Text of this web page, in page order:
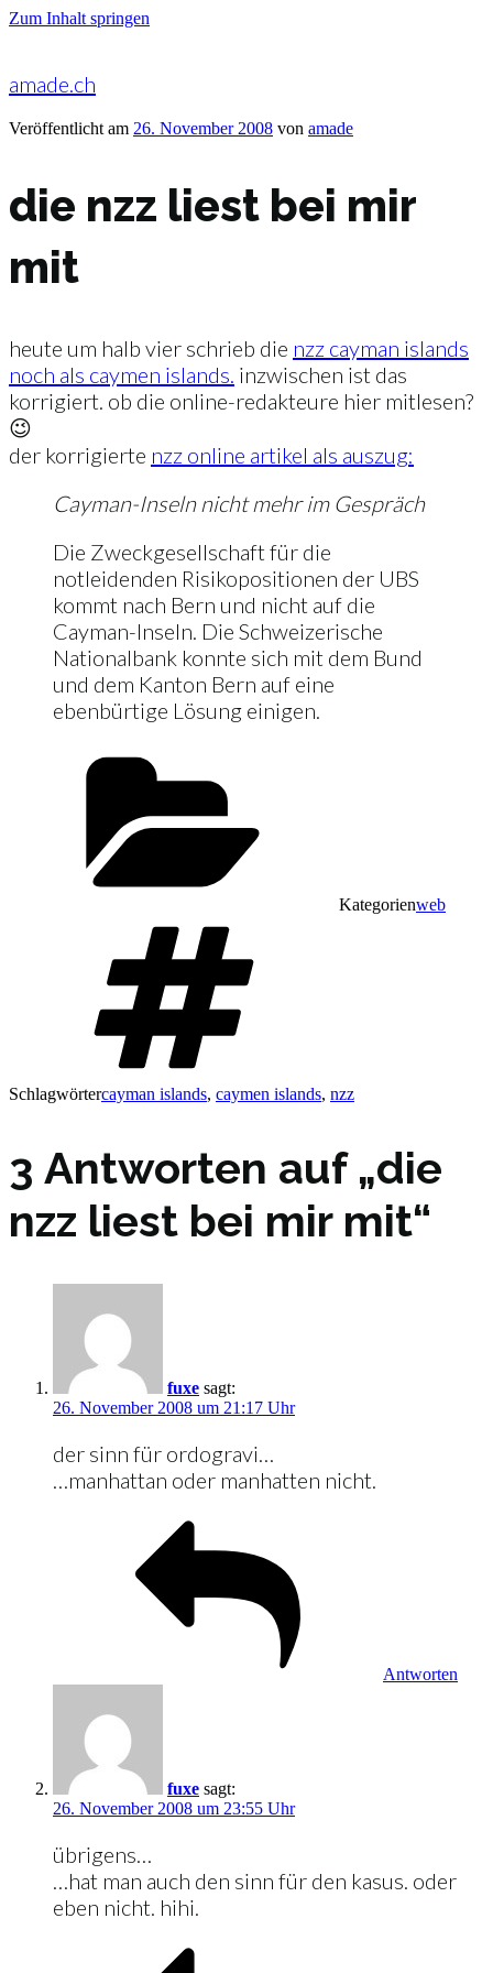
Zum Inhalt springen
amade.ch
Veröffentlicht am 26. November 2008 von amade
die nzz liest bei mir
mit
heute um halb vier schrieb die nzz cayman islands
noch als caymen islands. inzwischen ist das
korrigiert. ob die online-redakteure hier mitlesen?
😉
der korrigierte nzz online artikel als auszug:
Cayman-Inseln nicht mehr im Gespräch
Die Zweckgesellschaft für die
notleidenden Risikopositionen der UBS
kommt nach Bern und nicht auf die
Cayman-Inseln. Die Schweizerische
Nationalbank konnte sich mit dem Bund
und dem Kanton Bern auf eine
ebenbürtige Lösung einigen.
Kategorienweb
Schlagwörtercayman islands, caymen islands, nzz
3 Antworten auf „die
nzz liest bei mir mit“
fuxe sagt:
26. November 2008 um 21:17 Uhr
der sinn für ordogravi…
…manhattan oder manhatten nicht.
Antworten
fuxe sagt:
26. November 2008 um 23:55 Uhr
übrigens…
…hat man auch den sinn für den kasus. oder
eben nicht. hihi.